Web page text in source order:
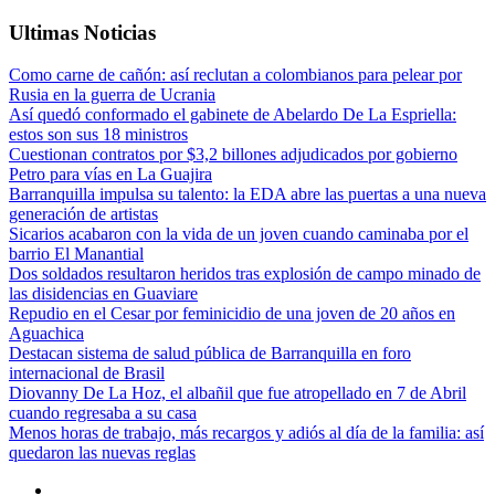
Ultimas Noticias
Como carne de cañón: así reclutan a colombianos para pelear por
Rusia en la guerra de Ucrania
Así quedó conformado el gabinete de Abelardo De La Espriella:
estos son sus 18 ministros
Cuestionan contratos por $3,2 billones adjudicados por gobierno
Petro para vías en La Guajira
Barranquilla impulsa su talento: la EDA abre las puertas a una nueva
generación de artistas
Sicarios acabaron con la vida de un joven cuando caminaba por el
barrio El Manantial
Dos soldados resultaron heridos tras explosión de campo minado de
las disidencias en Guaviare
Repudio en el Cesar por feminicidio de una joven de 20 años en
Aguachica
Destacan sistema de salud pública de Barranquilla en foro
internacional de Brasil
Diovanny De La Hoz, el albañil que fue atropellado en 7 de Abril
cuando regresaba a su casa
Menos horas de trabajo, más recargos y adiós al día de la familia: así
quedaron las nuevas reglas